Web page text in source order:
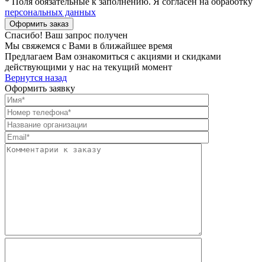
персональных данных
Спасибо! Ваш запрос получен
Мы свяжемся с Вами в ближайшее время
Предлагаем Вам ознакомиться с акциями и скидками
действующими у нас на текущий момент
Вернутся назад
Оформить заявку